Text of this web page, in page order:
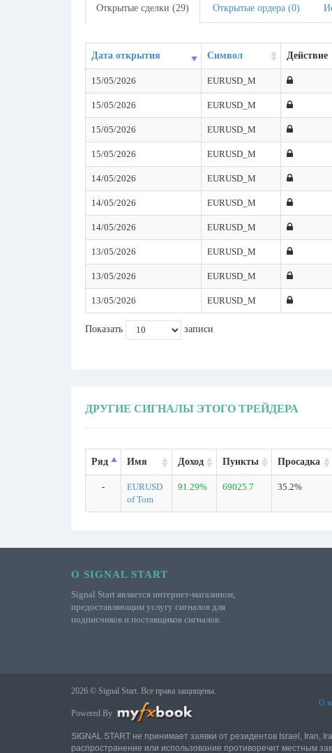
Открытые сделки (29) Открытые ордера (0)
Дата открытия Символ Действие
15/05/2026 EURUSD_M
15/05/2026 EURUSD_M
15/05/2026 EURUSD_M
15/05/2026 EURUSD_M
14/05/2026 EURUSD_M
14/05/2026 EURUSD_M
14/05/2026 EURUSD_M
13/05/2026 EURUSD_M
13/05/2026 EURUSD_M
13/05/2026 EURUSD_M
Показать записи
ДРУГИЕ СИГНАЛЫ ЭТОГО ТРЕЙДЕРА
Ряд Имя Доход Пункты Просадка
-
EURUSD
of Tom
91.29% 69025.7 35.2%
О SIGNAL START
Signal Start является интернет-магазином,
предоставляющим услугу сигналов для
подписчиков и поставщиков сигналов.
2026 © Signal Start. Все права защищены.
О
Powered By
SIGNAL START не принимает заявки от резидентов Israel, Iran,
распространение или использование противоречит местным